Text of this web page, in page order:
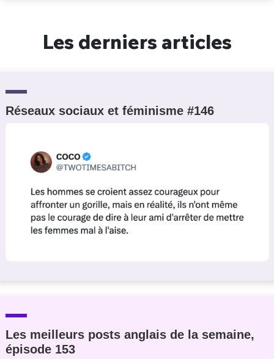
Les derniers articles
Réseaux sociaux et féminisme #146
Les meilleurs posts anglais de la semaine,
épisode 153